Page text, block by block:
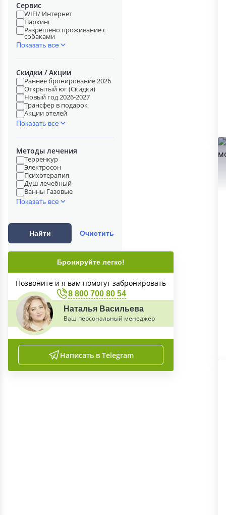
Сервис
WIFI/ Интернет
Паркинг
Разрешено проживание с
собаками
Показать все
Скидки / Акции
Раннее бронирование 2026
Открытый юг (Скидки)
Новый год 2026-2027
Трансфер в подарок
Акции отелей
Показать все
Методы лечения
Терренкур
Электросон
Психотерапия
Душ лечебный
Ванны Газовые
Показать все
Найти Очистить
Бронируйте легко!
Позвоните и я вам помогут забронировать
8 800 700 80 54
Наталья Васильева
Ваш персональный менеджер
Написать в Telegram